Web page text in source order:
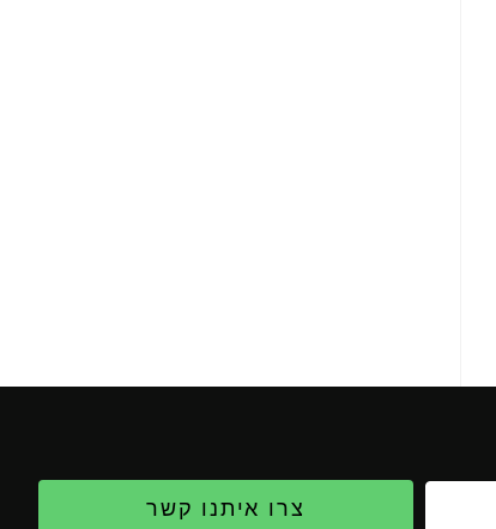
צרו איתנו קשר